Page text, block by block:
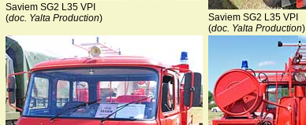
Saviem SG2 L35 VPI
(doc. Yalta Production)
Saviem SG2 L35 VPI
(doc. Yalta Production)